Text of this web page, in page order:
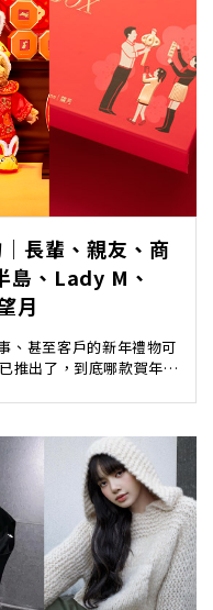
長輩、親友、商
島、Lady M、
月
、甚至客戶的新年禮物可
推出了，到底哪款賀年禮